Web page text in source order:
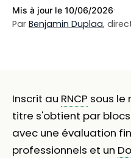
Mis à jour le 10/06/2026·
Par Benjamin Duplaa,
Inscrit au RNCP sous le
titre s'obtient par
avec une évaluation
professionnels et un